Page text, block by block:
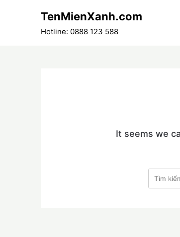
TenMienXanh.com
Hotline: 0888 123 588
It seems we
Tìm
kiếm